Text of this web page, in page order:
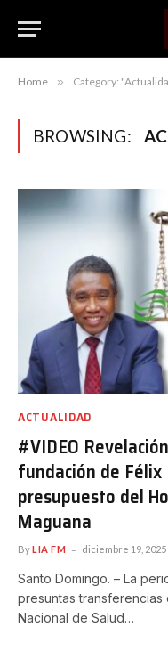
Home » Category:
BROWSING:
ACTUALIDAD
#VIDEO
fundación de
presupuesto del
Maguana
ByLIA FM diciembre 19, 2025
Santo Domingo. – La
presuntas
Nacional de Salud…